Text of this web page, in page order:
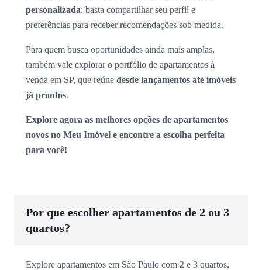
personalizada: basta compartilhar seu perfil e
preferências para receber recomendações sob medida.
Para quem busca oportunidades ainda mais amplas,
também vale explorar o portfólio de apartamentos à
venda em SP, que reúne desde lançamentos até imóveis
já prontos.
Explore agora as melhores opções de apartamentos
novos no Meu Imóvel e encontre a escolha perfeita
para você!
Por que escolher apartamentos de 2 ou 3
quartos?
Explore apartamentos em São Paulo com 2 e 3 quartos,